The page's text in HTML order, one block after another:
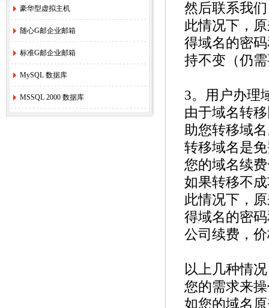
7X24小时服务手机：158-290-12988（一
凡是有购买意向的朋友可以QQ、微信或
者电话联系我们，我们会第一时间为您服
务！
联系人：刘叶
2. 本网站2026年春节放假安排 [2026-1-7]
豪华型虚拟主机
随心G邮企业邮箱
标准G邮企业邮箱
MySQL 数据库
MSSQL 2000 数据库
然后联系我
此情况下，
得域名的密
持不变（仍
3。用户办理
由于域名转
助您转移域
转移域名是
您的域名续
如果转移不
此情况下，
得域名的密
公司续费，
以上几种情
您的需求来
如您的域名